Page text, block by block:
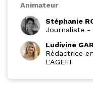
Animateur
Stéphanie
Journaliste -
Ludivine
Rédactrice
L'AGEFI